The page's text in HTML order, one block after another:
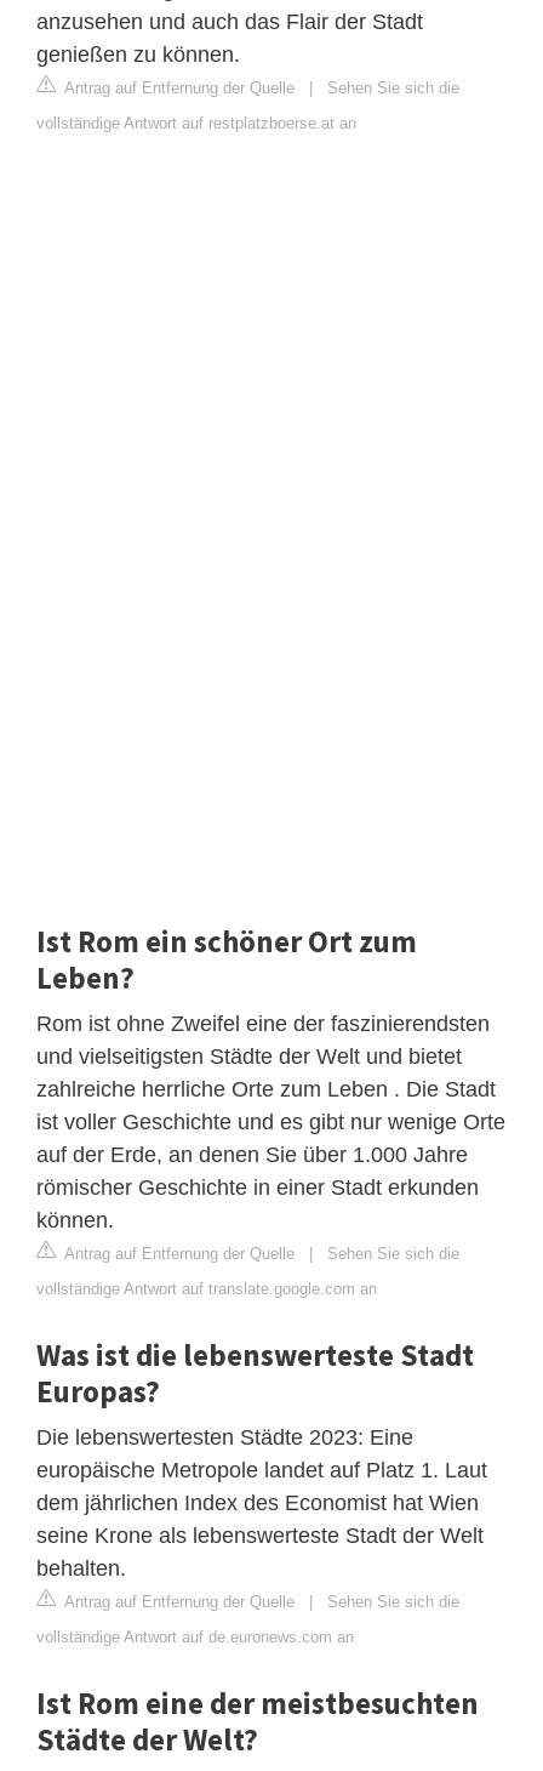
anzusehen und auch das Flair der Stadt
genießen zu können.
Antrag auf Entfernung der Quelle | Sehen Sie sich die
vollständige Antwort auf restplatzboerse.at an
Ist Rom ein schöner Ort zum
Leben?
Rom ist ohne Zweifel eine der faszinierendsten
und vielseitigsten Städte der Welt und bietet
zahlreiche herrliche Orte zum Leben . Die Stadt
ist voller Geschichte und es gibt nur wenige Orte
auf der Erde, an denen Sie über 1.000 Jahre
römischer Geschichte in einer Stadt erkunden
können.
Antrag auf Entfernung der Quelle | Sehen Sie sich die
vollständige Antwort auf translate.google.com an
Was ist die lebenswerteste Stadt
Europas?
Die lebenswertesten Städte 2023: Eine
europäische Metropole landet auf Platz 1. Laut
dem jährlichen Index des Economist hat Wien
seine Krone als lebenswerteste Stadt der Welt
behalten.
Antrag auf Entfernung der Quelle | Sehen Sie sich die
vollständige Antwort auf de.euronews.com an
Ist Rom eine der meistbesuchten
Städte der Welt?